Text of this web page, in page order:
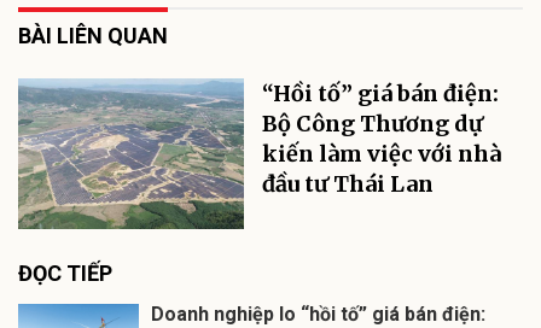
BÀI LIÊN QUAN
“Hồi tố” giá bán điện:
Bộ Công Thương dự
kiến làm việc với nhà
đầu tư Thái Lan
ĐỌC TIẾP
Doanh nghiệp lo “hồi tố” giá bán điện: